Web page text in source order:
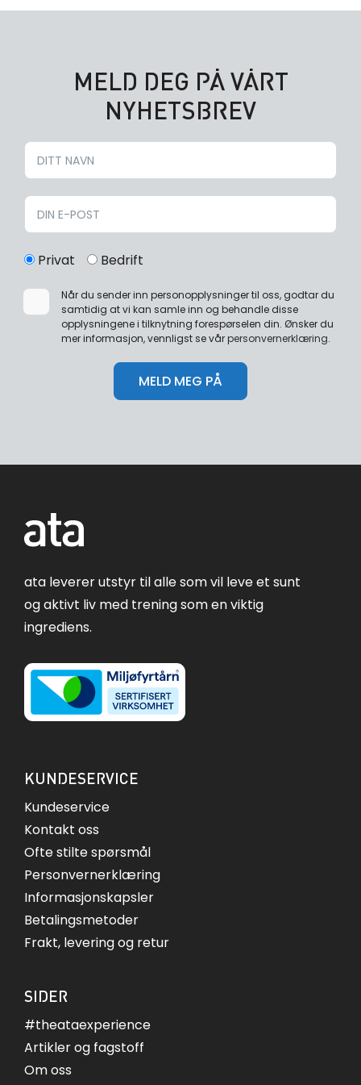
MELD DEG PÅ VÅRT
NYHETSBREV
Privat Bedrift
Når du sender inn personopplysninger til oss, godtar du
samtidig at vi kan samle inn og behandle disse
opplysningene i tilknytning forespørselen din. Ønsker du
mer informasjon, vennligst se vårpersonvernerklæring.
ata leverer utstyr til alle som vil leve et sunt
og aktivt liv med trening som en viktig
ingrediens.
KUNDESERVICE
Kundeservice
Kontakt oss
Ofte stilte spørsmål
Personvernerklæring
Informasjonskapsler
Betalingsmetoder
Frakt, levering og retur
SIDER
#theataexperience
Artikler og fagstoff
Om oss